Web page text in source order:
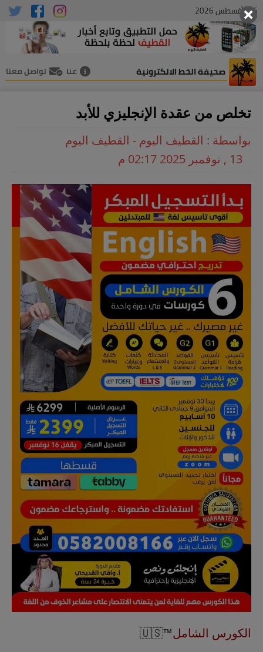
06 , أغسطس 2026
صحيفة الخط الالكترونية عنا تواصل معنا
تخلص من عقدة الإنجليزي للأبد
بواسطة : القطيف اليوم - القطيف اليوم
13 , نوفمبر 2025 02:17 م
الكورس الشامل™️🇺🇸